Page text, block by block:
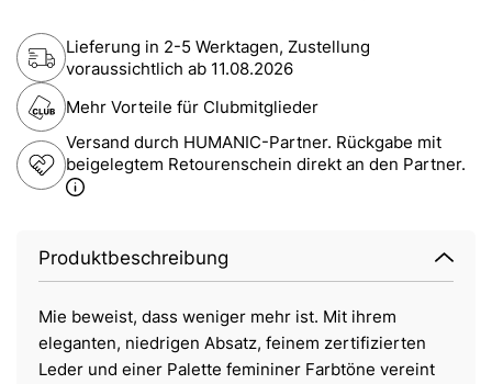
Lieferung in 2-5 Werktagen, Zustellung
voraussichtlich ab 11.08.2026
Mehr Vorteile für Clubmitglieder
Versand durch HUMANIC-Partner. Rückgabe mit
beigelegtem Retourenschein direkt an den Partner.
Produktbeschreibung
Mie beweist, dass weniger mehr ist. Mit ihrem
eleganten, niedrigen Absatz, feinem zertifizierten
Leder und einer Palette femininer Farbtöne vereint